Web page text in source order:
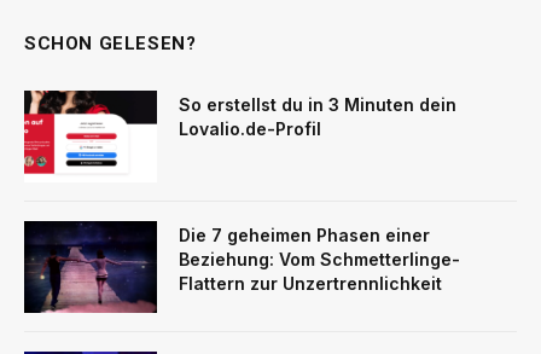
SCHON GELESEN?
So erstellst du in 3 Minuten dein
Lovalio.de-Profil
Die 7 geheimen Phasen einer
Beziehung: Vom Schmetterlinge-
Flattern zur Unzertrennlichkeit